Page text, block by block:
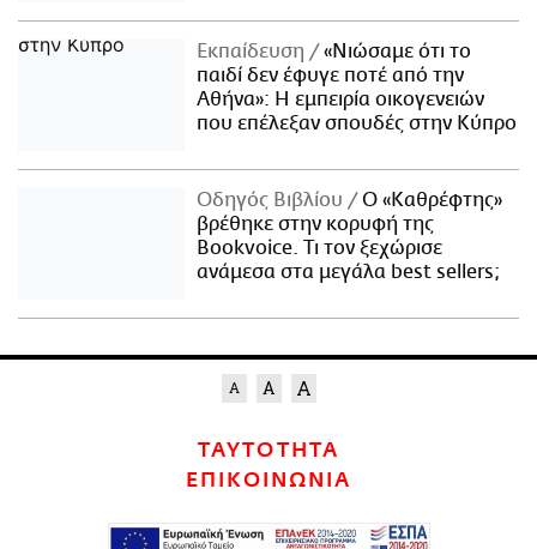
Εκπαίδευση
«Νιώσαμε ότι το
παιδί δεν έφυγε ποτέ από την
Αθήνα»: Η εμπειρία οικογενειών
που επέλεξαν σπουδές στην Κύπρο
Οδηγός Βιβλίου
Ο «Καθρέφτης»
βρέθηκε στην κορυφή της
Bookvoice. Τι τον ξεχώρισε
ανάμεσα στα μεγάλα best sellers;
ΤΑΥΤΟΤΗΤΑ
ΕΠΙΚΟΙΝΩΝΙΑ